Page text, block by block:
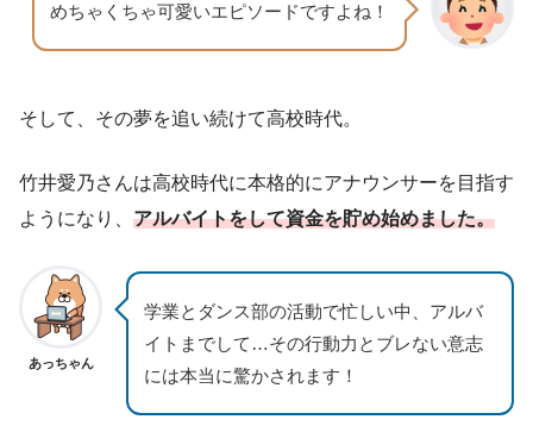
めちゃくちゃ可愛いエピソードですよね！
そして、その夢を追い続けて高校時代。
竹井愛乃さんは高校時代に本格的にアナウンサーを目指す
ようになり、 アルバイトをして資金を貯め始めました。
あっちゃん
学業とダンス部の活動で忙しい中、アルバ
イトまでして…その行動力とブレない意志
には本当に驚かされます！